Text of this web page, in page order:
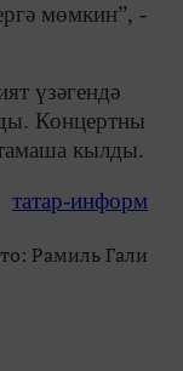
мөмкин”, -
үзәгендә
Концертны
кылды.
татар-информ
Рамиль Гали